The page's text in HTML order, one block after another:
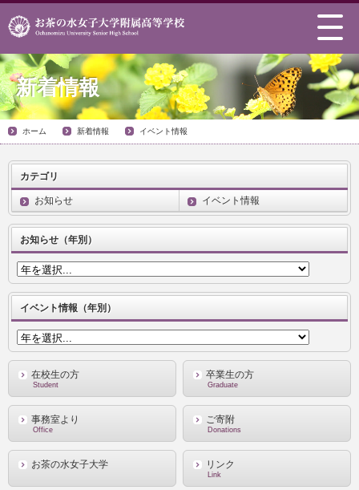
新着情報
ホーム 新着情報 イベント情報
カテゴリ
お知らせ イベント情報
お知らせ（年別）
イベント情報（年別）
在校生の方
Student
卒業生の方
Graduate
事務室より
Office
ご寄附
Donations
お茶の水女子大学 リンク
Link